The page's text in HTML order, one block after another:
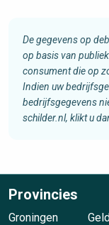
De gegevens op
op basis van
consument die op
Indien uw
bedrijfsgegevens
schilder.nl, klikt u
Provincies
Groningen